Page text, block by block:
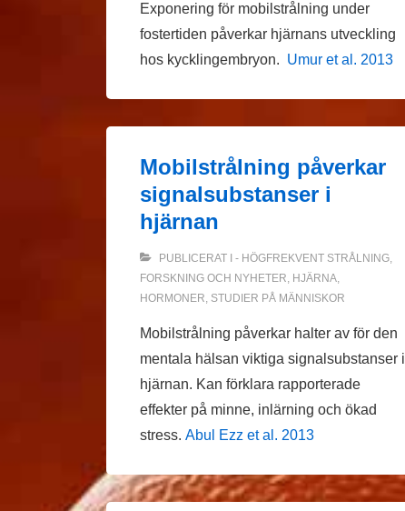
Exponering för mobilstrålning under
fostertiden påverkar hjärnans utveckling
hos kycklingembryon. Umur et al. 2013
Mobilstrålning påverkar
signalsubstanser i
hjärnan
PUBLICERAT I - HÖGFREKVENT STRÅLNING,
FORSKNING OCH NYHETER HJÄRNA,
HORMONER STUDIER PÅ MÄNNISKOR
Mobilstrålning påverkar halter av för den
mentala hälsan viktiga signalsubstanser i
hjärnan. Kan förklara rapporterade
effekter på minne, inlärning och ökad
stress. Abul Ezz et al. 2013